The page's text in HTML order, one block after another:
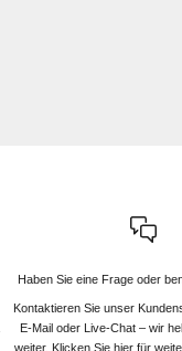
Haben Sie eine Frage oder
Kontaktieren Sie unser
E-Mail oder Live-Chat – wir
weiter. Klicken Sie hier für